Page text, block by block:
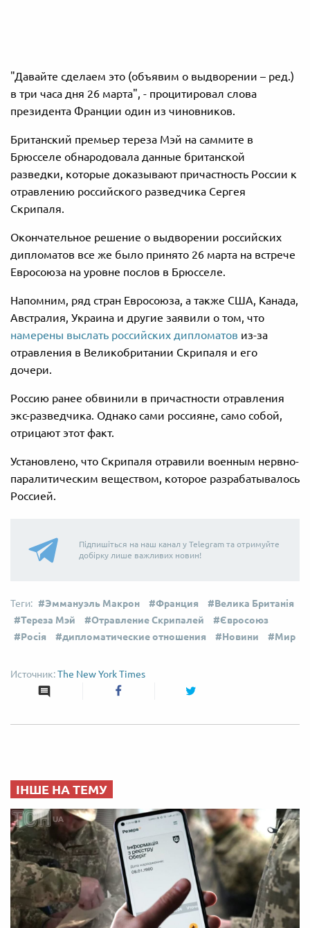
"Давайте сделаем это (объявим о выдворении – ред.)
в три часа дня 26 марта", - процитировал слова
президента Франции один из чиновников.
Британский премьер тереза Мэй на саммите в
Брюсселе обнародовала данные британской
разведки, которые доказывают причастность России к
отравлению российского разведчика Сергея
Скрипаля.
Окончательное решение о выдворении российских
дипломатов все же было принято 26 марта на встрече
Евросоюза на уровне послов в Брюсселе.
Напомним, ряд стран Евросоюза, а также США, Канада,
Австралия, Украина и другие заявили о том, что
намерены выслать российских дипломатов из-за
отравления в Великобритании Скрипаля и его
дочери.
Россию ранее обвинили в причастности отравления
экс-разведчика. Однако сами россияне, само собой,
отрицают этот факт.
Установлено, что Скрипаля отравили военным нервно-
паралитическим веществом, которое разрабатывалось
Россией.
Підпишіться на наш канал у Telegram та отримуйте
добірку лише важливих новин!
Эммануэль Макрон Франция
Велика Британія
Тереза Мэй
Отравление Скрипалей
Євросоюз
Росія
дипломатические отношения Новини Мир
The New York Times
ІНШЕ НА ТЕМУ